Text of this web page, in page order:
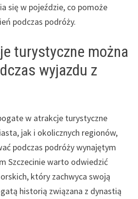
się w pojeździe, co pomoże
podczas podróży.
turystyczne można
wyjazdu z
w atrakcje turystyczne
jak i okolicznych regionów,
podczas podróży wynajętym
Szczecinie warto odwiedzić
który zachwyca swoją
historią związana z dynastią